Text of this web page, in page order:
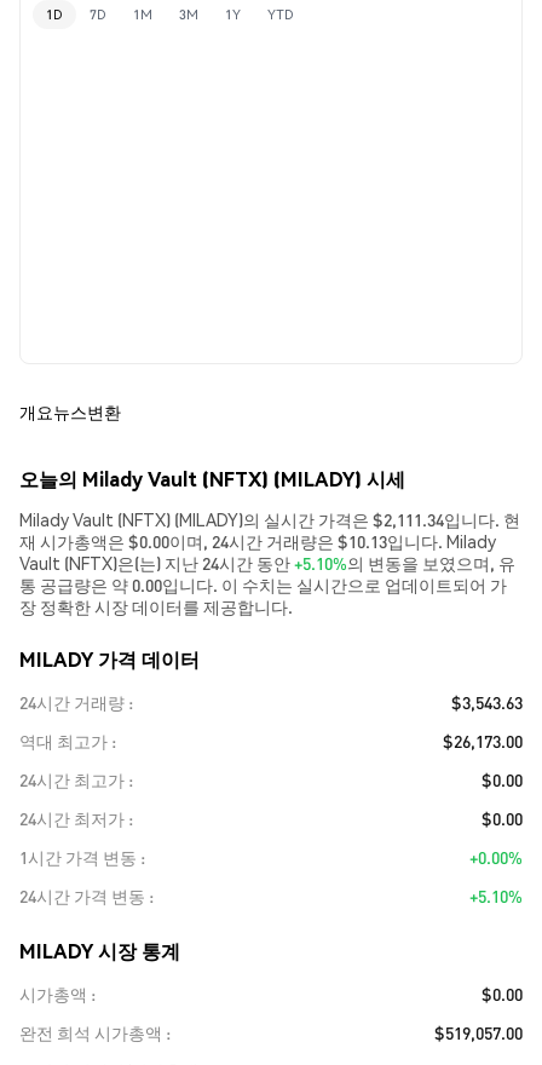
1D 7D 1M 3M 1Y YTD
개요뉴스변환
오늘의 Milady Vault (NFTX) (MILADY) 시세
Milady Vault (NFTX) (MILADY)의 실시간 가격은 $2,111.34입니다. 현
재 시가총액은 $0.00이며, 24시간 거래량은 $10.13입니다. Milady
Vault (NFTX)은(는) 지난 24시간 동안+5.10%의 변동을 보였으며, 유
통 공급량은 약 0.00입니다. 이 수치는 실시간으로 업데이트되어 가
장 정확한 시장 데이터를 제공합니다.
MILADY 가격 데이터
24시간 거래량
$3,543.63
역대 최고가
$26,173.00
24시간 최고가
$0.00
24시간 최저가
$0.00
1시간 가격 변동
+0.00%
24시간 가격 변동
+5.10%
MILADY 시장 통계
시가총액
$0.00
완전 희석 시가총액
$519,057.00